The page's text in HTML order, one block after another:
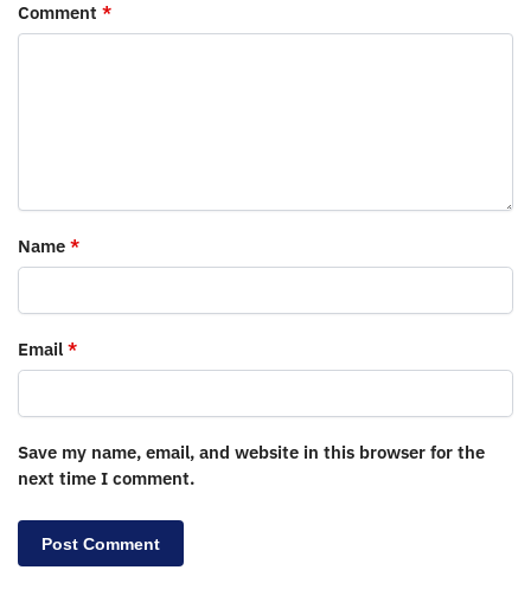
Comment *
Name *
Email *
Save my name, email, and website in this browser for the
next time I comment.